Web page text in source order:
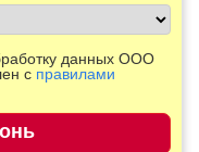
данных ООО
с правилами